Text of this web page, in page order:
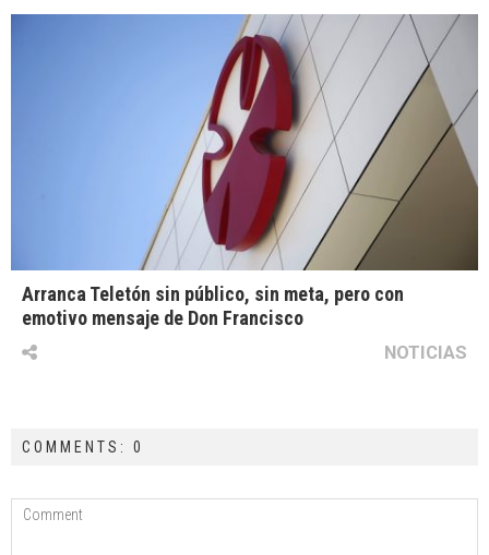
Arranca Teletón sin público, sin meta, pero con
emotivo mensaje de Don Francisco
NOTICIAS
COMMENTS: 0